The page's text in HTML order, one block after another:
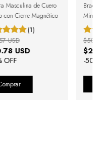
Masculina de Cuero
con Cierre Magnético
(1)
USD
OFF
USD
-50